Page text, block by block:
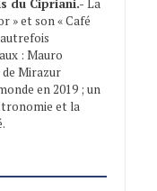
du Cipriani.- La
» et son « Café
: Mauro
Mirazur
en 2019 ; un
et la